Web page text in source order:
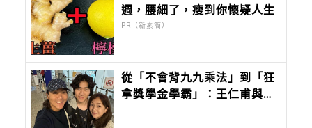
週，腰細了，瘦到你懷疑人生
PR（新素簡）
從「不會背九九乘法」到「狂
拿獎學金學霸」：王仁甫與季